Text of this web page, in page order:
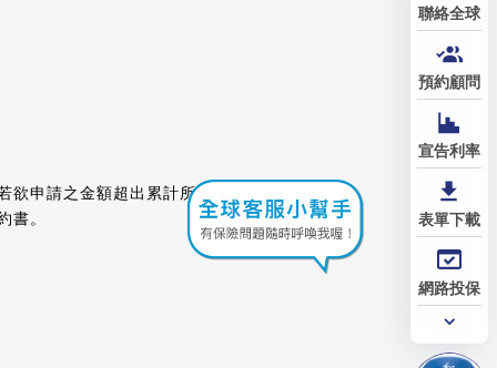
聯絡全球
預約顧問
宣告利率
表單下載
網路投保
常用
功能
申請之金額超出累計所有優惠利
書。